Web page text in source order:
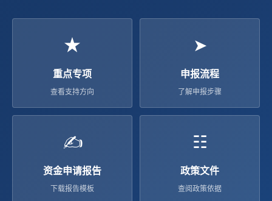
★
重点专项
查看支持方向
➤
申报流程
了解申报步骤
✍
资金申请报告
下载报告模板
☷
政策文件
查阅政策依据